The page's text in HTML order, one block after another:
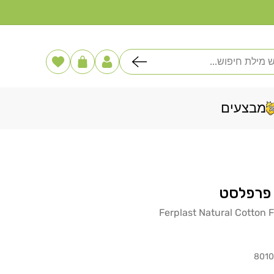
עֲגָלָההרשימה
שלי
מבצעים
פרפלסט
Ferplast Natural Cotton